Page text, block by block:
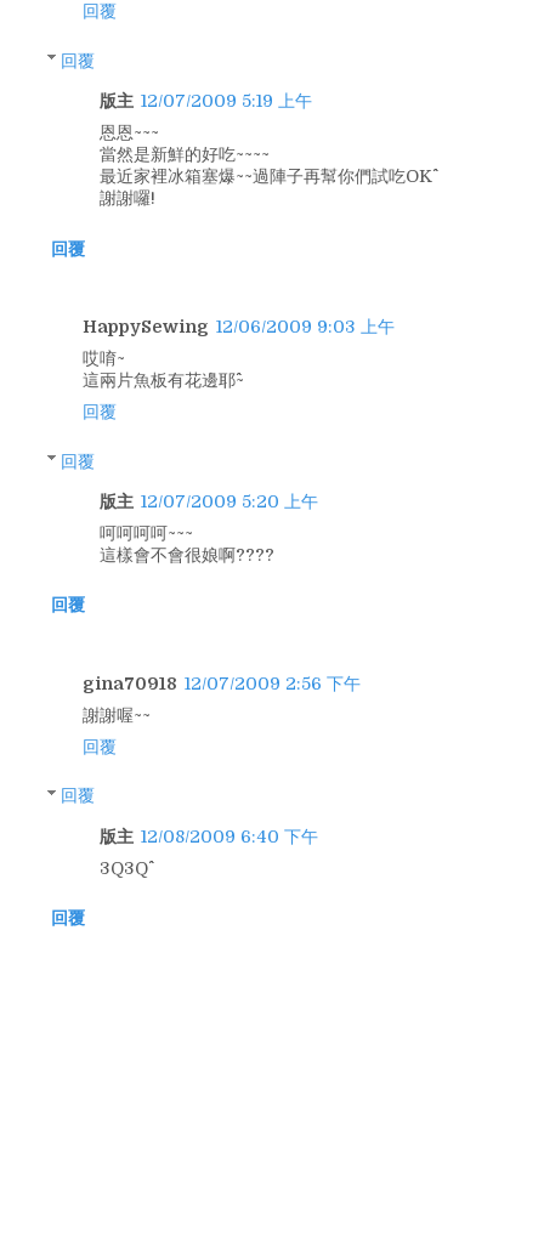
回覆
回覆
版主 12/07/2009 5:19 上午
恩恩~~~
當然是新鮮的好吃~~~~
最近家裡冰箱塞爆~~過陣子再幫你們試吃OK^^
謝謝囉!
回覆
HappySewing 12/06/2009 9:03 上午
哎唷~
這兩片魚板有花邊耶^^~
回覆
回覆
版主 12/07/2009 5:20 上午
呵呵呵呵~~~
這樣會不會很娘啊????
回覆
gina70918 12/07/2009 2:56 下午
謝謝喔~~
回覆
回覆
版主 12/08/2009 6:40 下午
3Q3Q^^
回覆